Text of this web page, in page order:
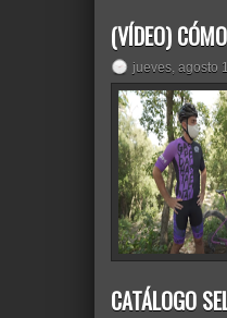
(VÍDEO)
jueves, agosto
CATÁLOGO